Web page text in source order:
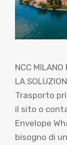
NCC
LA
Trasporto
il sito o
Envelope
bisogno di